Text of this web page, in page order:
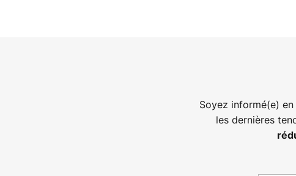
Soyez informé(e)
les dernières